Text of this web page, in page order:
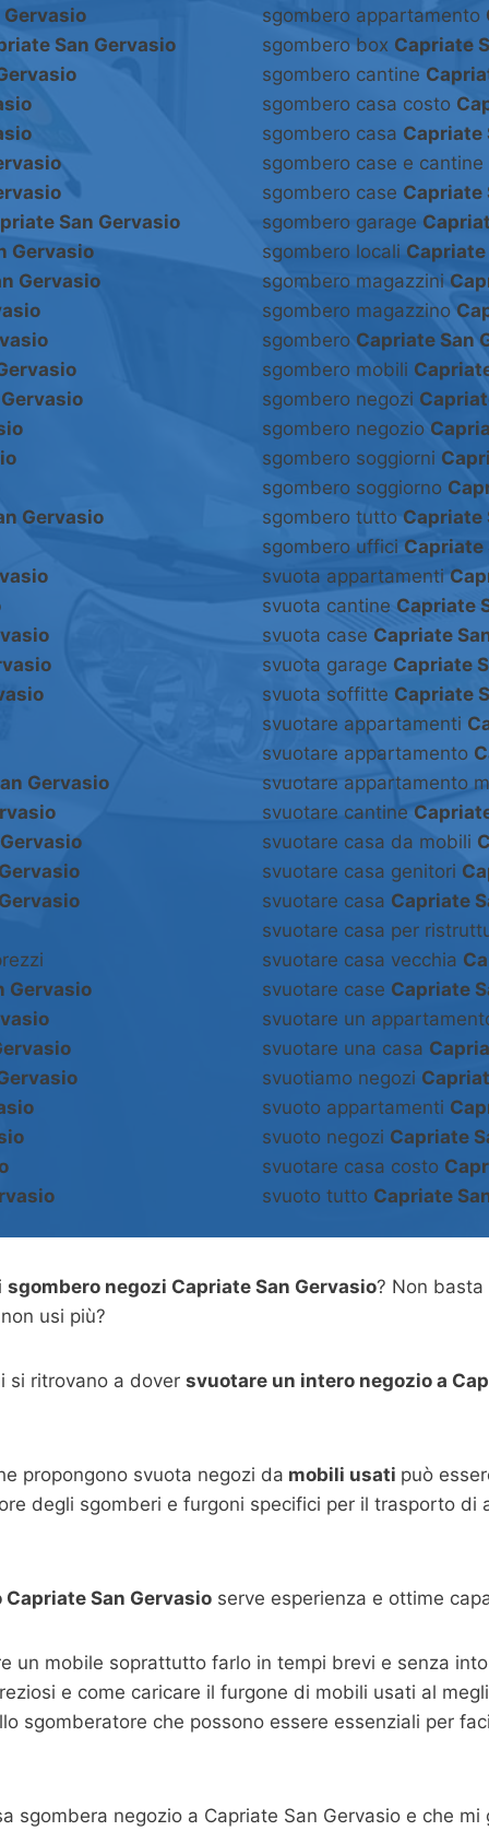
Gervasio
San Gervasio
San Gervasio
Gervasio
Gervasio
Gervasio
Gervasio
Gervasio
sgombero appartamento
sgombero box Capriate
sgombero cantine
sgombero casa costo
sgombero casa Capriate
sgombero case e cantine
sgombero case Capriate
sgombero garage
sgombero locali Capriate
sgombero magazzini
sgombero magazzino
sgombero Capriate San
sgombero mobili
sgombero negozi
sgombero negozio
sgombero soggiorni
sgombero soggiorno
sgombero tutto Capriate
sgombero uffici Capriate
svuota appartamenti
svuota cantine Capriate
svuota case Capriate
svuota garage Capriate
svuota soffitte Capriate
svuotare appartamenti
svuotare appartamento
svuotare appartamento
svuotare cantine
svuotare casa da mobili
svuotare casa genitori
svuotare casa Capriate
svuotare casa per
svuotare casa vecchia
svuotare case Capriate
svuotare un
svuotare una casa
svuotiamo negozi
svuoto appartamenti
svuoto negozi Capriate
svuotare casa costo
svuoto tutto Capriate
sgombero negozi Capriate San Gervasio? Non
usi più?
si ritrovano a dover svuotare un intero negozio a
propongono svuota negozi da mobili usati può
degli sgomberi e furgoni specifici per il trasporto di
Capriate San Gervasio serve esperienza e ottime
un mobile soprattutto farlo in tempi brevi e senza
e come caricare il furgone di mobili usati al
sgomberatore che possono essere essenziali per
sgombera negozio a Capriate San Gervasio e che